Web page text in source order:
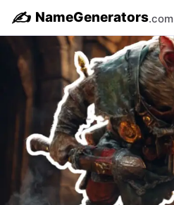
✍️ NameGenerators.com